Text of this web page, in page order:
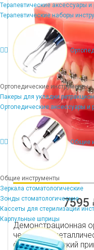
Терапевтические аксессуары и
Терапевтические наборы
Ортопедические инструменты
Пакеры для укладки
Ортопедические аксессуары и
Общие
Общие инструменты
Зеркала стоматологические
Зонды стоматологические
Кассеты для стерилизации
Карпульные шприцы
7595
Демонстрационная
челюсти с
физиологический